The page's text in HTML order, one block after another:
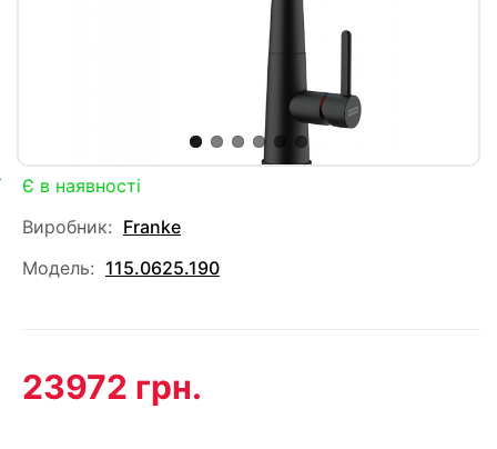
Є в наявності
Виробник: Franke
Модель: 115.0625.190
23972 грн.